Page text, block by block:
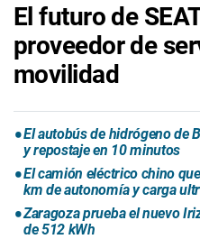
El futuro de
proveedor de
movilidad
El autobús de hidrógeno de
y repostaje en 10 minutos
El camión eléctrico chino
km de autonomía y carga
Zaragoza prueba el nuevo
de 512 kWh